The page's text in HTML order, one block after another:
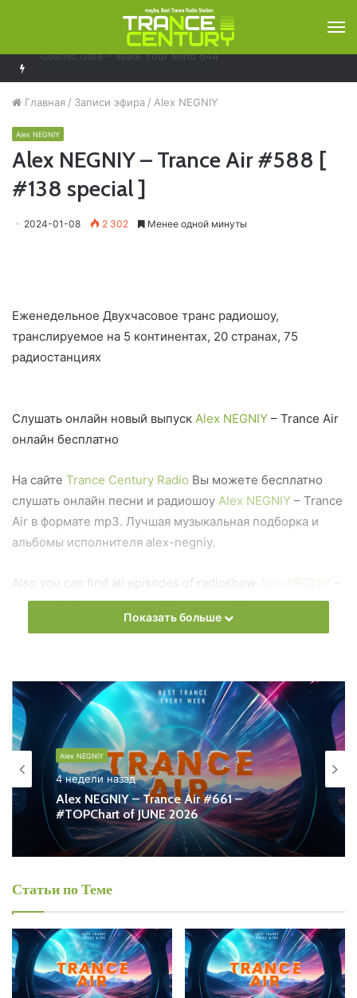
Главная / Записи эфира / Alex NEGNIY
Alex NEGNIY
Alex NEGNIY – Trance Air #588 [
#138 special ]
2024-01-08 2 302 Менее одной минуты
Еженедельное Двухчасовое транс радиошоу,
транслируемое на 5 континентах, 20 странах, 75
радиостанциях
Слушать онлайн новый выпуск Alex NEGNIY – Trance Air
онлайн бесплатно
На сайте Trance Century Radio Вы можете бесплатно
слушать онлайн песни и радиошоу Alex NEGNIY – Trance
Air в формате mp3. Лучшая музыкальная подборка и
альбомы исполнителя alex-negniy.
Also you can find all episodes of radioshow Alex NEGNIY –
Trance Air Free Listen and Download MP3
Среда
Alex NEGNIY - Trance Air
Запись выпусков
Слушай и добавляй плейлист VK:
Tracklist:
Playlist on Official site:RadioShow-Trance-Air"
href="RadioShow-Trance-Air
" target="_blank"
rel="noopener noreferrer">RadioShow-Trance-Air
Показать больше
Alex NEGNIY
4 недели назад
Alex NEGNIY – Trance Air #661 –
#TOPChart of JUNE 2026
Статьи по Теме